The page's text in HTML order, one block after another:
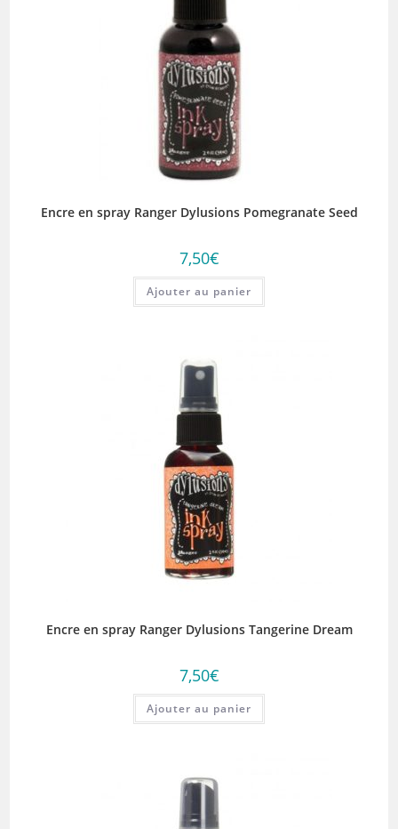
Encre en spray Ranger Dylusions Pomegranate Seed
7,50€
Ajouter au panier
Encre en spray Ranger Dylusions Tangerine Dream
7,50€
Ajouter au panier